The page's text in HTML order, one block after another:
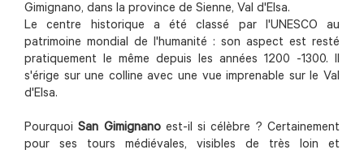
Gimignano, dans la province de Sienne, Val d'Elsa.
Le centre historique a été classé par l'UNESCO au
patrimoine mondial de l'humanité : son aspect est resté
pratiquement le même depuis les années 1200 -1300. Il
s'érige sur une colline avec une vue imprenable sur le Val
d'Elsa.
PourquoiSan Gimignanoest-il si célèbre ? Certainement
pour ses tours médiévales, visibles de très loin et